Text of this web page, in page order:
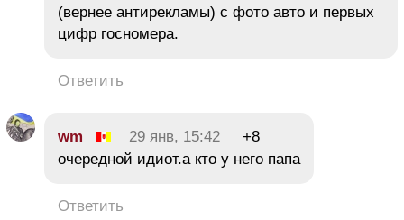
(вернее антирекламы) с фото авто и первых
цифр госномера.
Ответить
wm 29 янв, 15:42
+8
очередной идиот.а кто у него папа
Ответить